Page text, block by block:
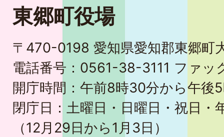
東郷町役場
〒470-0198 愛知県愛知郡東郷町
電話番号：0561-38-3111 ファ
開庁時間：午前8時30分から午後
閉庁日：土曜日・日曜日・祝日・
（12月29日から1月3日）